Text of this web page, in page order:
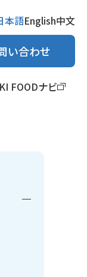
本語English中文
い合わせ
FOODナビ